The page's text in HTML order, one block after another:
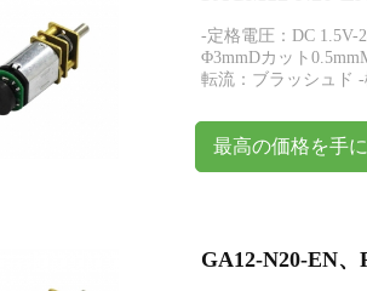
-定格電圧：DC 1.5V-
Φ3mmDカット
転流：ブラッシュド -
最高の価格を手